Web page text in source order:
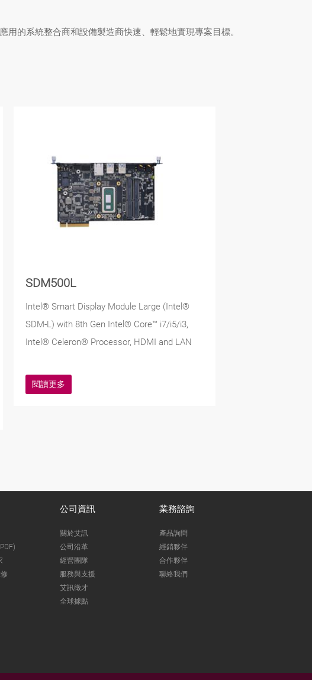
的系統整合商和設備製造商快速、輕鬆地實現專案目標。
SDM500L
Intel® Smart Display Module Large (Intel®
SDM-L) with 8th Gen Intel® Core™ i7/i5/i3,
Intel® Celeron® Processor, HDMI and LAN
閱讀更多
公司資訊
關於艾訊
公司沿革
經營團隊
服務與支援
艾訊徵才
全球據點
業務諮詢
產品詢問
經銷夥伴
合作夥伴
聯絡我們